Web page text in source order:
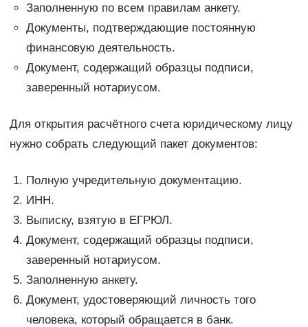
Заполненную по всем правилам анкету.
Документы, подтверждающие постоянную
финансовую деятельность.
Документ, содержащий образцы подписи,
заверенный нотариусом.
Для открытия расчётного счета юридическому лицу
нужно собрать следующий пакет документов:
Полную учредительную документацию.
ИНН.
Выписку, взятую в ЕГРЮЛ.
Документ, содержащий образцы подписи,
заверенный нотариусом.
Заполненную анкету.
Документ, удостоверяющий личность того
человека, который обращается в банк.